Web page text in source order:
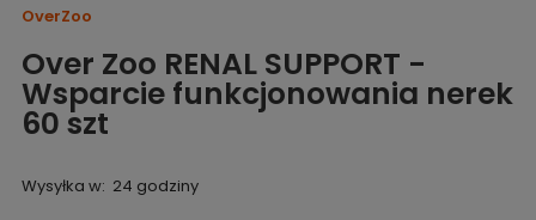
OverZoo
Over Zoo RENAL SUPPORT -
Wsparcie funkcjonowania nerek
60 szt
Wysyłka w: 24 godziny